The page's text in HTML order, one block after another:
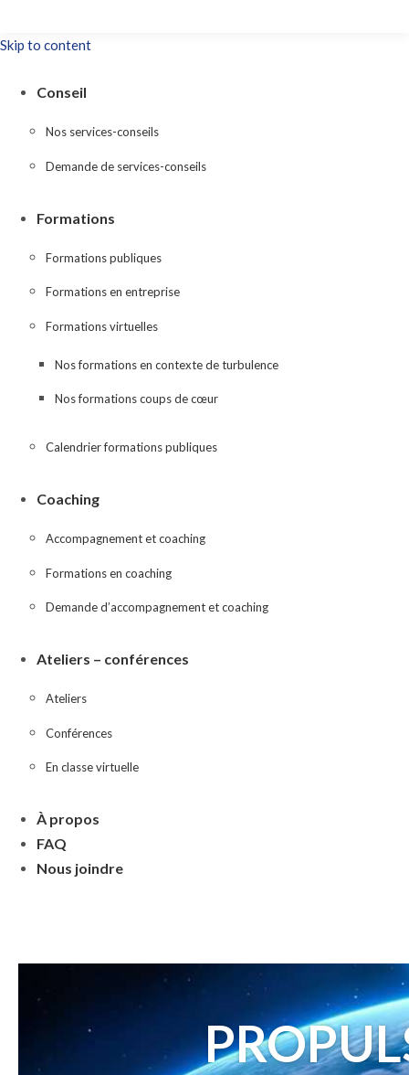
Skip to content
Conseil
Nos services-conseils
Demande de services-conseils
Formations
Formations publiques
Formations en entreprise
Formations virtuelles
Nos formations en contexte de turbulence
Nos formations coups de cœur
Calendrier formations publiques
Coaching
Accompagnement et coaching
Formations en coaching
Demande d’accompagnement et coaching
Ateliers – conférences
Ateliers
Conférences
En classe virtuelle
À propos
FAQ
Nous joindre